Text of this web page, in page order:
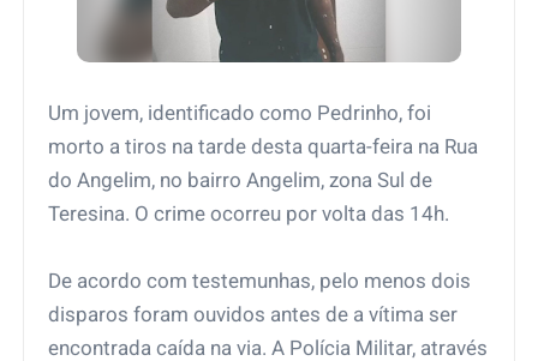
Um jovem, identificado como Pedrinho, foi
morto a tiros na tarde desta quarta-feira na Rua
do Angelim, no bairro Angelim, zona Sul de
Teresina. O crime ocorreu por volta das 14h.
De acordo com testemunhas, pelo menos dois
disparos foram ouvidos antes de a vítima ser
encontrada caída na via. A Polícia Militar, através